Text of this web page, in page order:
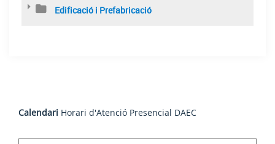
Edificació i Prefabricació
Calendari Horari d'Atenció Presencial DAEC